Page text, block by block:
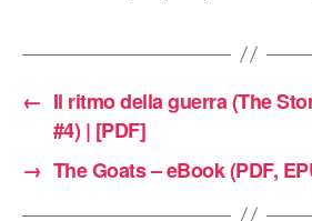
← Il ritmo della guerra (The
#4) | [PDF]
→ The Goats – eBook (PDF,